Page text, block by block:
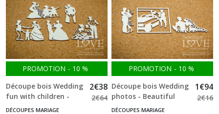
PROMOTION - 10 %
Découpe bois Wedding
fun with children -
Beautiful Moments
2€38
2€64
DÉCOUPES MARIAGE
PROMOTION - 10 %
Découpe bois Wedding
photos - Beautiful
Moments -669-
1€94
2€16
DÉCOUPES MARIAGE